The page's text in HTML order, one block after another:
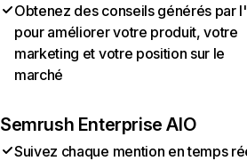
Obtenez des conseils générés par
pour améliorer votre produit, votre
marketing et votre position sur le
marché
Semrush Enterprise AIO
Suivez chaque mention en temps